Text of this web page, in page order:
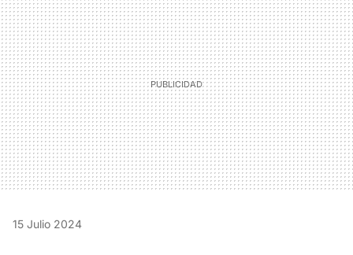
15 Julio 2024